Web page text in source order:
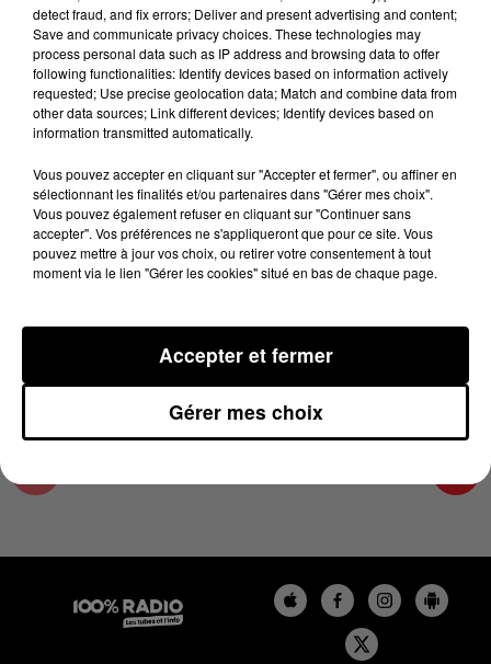
Lecture (4 min 20 sec)
100%
Les infos des Hautes-Pyrénées
7 juin 2023 - 4 min 20 sec
LES INFOS DES HAUTES-PYRÉNÉES DU
07/06/2023 À 08H00
Podcasts infos des Hautes-Pyrénées
detect fraud, and fix errors; Deliver and present advertising and content;
Save and communicate privacy choices. These technologies may
process personal data such as IP address and browsing data to offer
following functionalities: Identify devices based on information actively
requested; Use precise geolocation data; Match and combine data from
other data sources; Link different devices; Identify devices based on
information transmitted automatically.
Vous pouvez accepter en cliquant sur "Accepter et fermer", ou affiner en
sélectionnant les finalités et/ou partenaires dans "Gérer mes choix".
Vous pouvez également refuser en cliquant sur "Continuer sans
accepter". Vos préférences ne s'appliqueront que pour ce site. Vous
pouvez mettre à jour vos choix, ou retirer votre consentement à tout
moment via le lien "Gérer les cookies" situé en bas de chaque page.
Gérer mes choix
Accepter et fermer